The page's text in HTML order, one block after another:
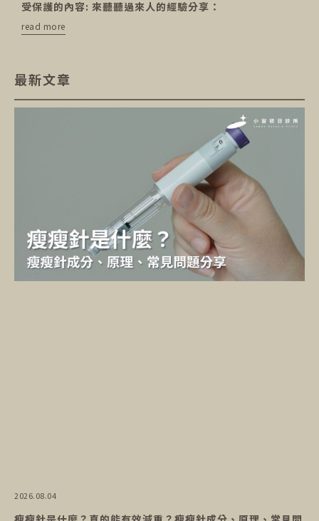
受保護的內容: 來聽聽過來人的經驗分享：
read more
最新文章
2026.08.04